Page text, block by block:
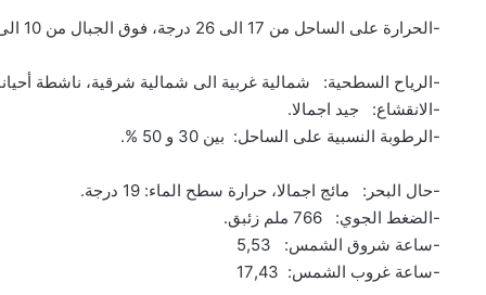
-الحرارة على الساحل من 17 الى 26 درجة، فوق الجبال من 10 الى 21 درجة، في الداخل 10 الى 25 درجة.
-الرياح السطحية: شمالية غربية الى شمالية شرقية، ناشطة أحيانا، سرعتها
-الانقشاع: جيد اجمالا.
-الرطوبة النسبية على الساحل: بين 30 و 50 %.
-حال البحر: مائج اجمالا، حرارة سطح الماء: 19 درجة.
-الضغط الجوي: 766 ملم زئبق.
-ساعة شروق الشمس: 5,53
-ساعة غروب الشمس: 17,43